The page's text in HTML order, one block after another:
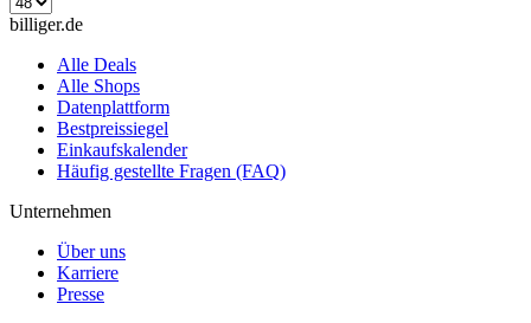
billiger.de
Alle Deals
Alle Shops
Datenplattform
Bestpreissiegel
Einkaufskalender
Häufig gestellte Fragen (FAQ)
Unternehmen
Über uns
Karriere
Presse